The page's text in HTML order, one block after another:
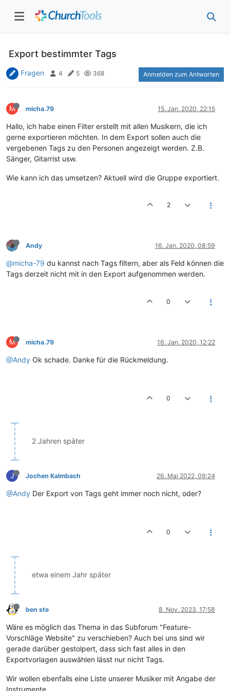
Export bestimmter Tags
Fragen 4 5 368 Anmelden zum Antworten
M micha.79 15. Jan. 2020, 22:15
Hallo, ich habe einen Filter erstellt mit allen Musikern, die ich
gerne exportieren möchten. In dem Export sollen auch die
vergebenen Tags zu den Personen angezeigt werden. Z.B.
Sänger, Gitarrist usw.
Wie kann ich das umsetzen? Aktuell wird die Gruppe exportiert.
2
Andy 16. Jan. 2020, 08:59
@micha-79 du kannst nach Tags filtern, aber als Feld können die
Tags derzeit nicht mit in den Export aufgenommen werden.
0
M micha.79 16. Jan. 2020, 12:22
@Andy Ok schade. Danke für die Rückmeldung.
0
2 Jahren später
J Jochen Kalmbach 26. Mai 2022, 09:24
@Andy Der Export von Tags geht immer noch nicht, oder?
0
etwa einem Jahr später
ben ste 8. Nov. 2023, 17:58
Wäre es möglich das Thema in das Subforum "Feature-
Vorschläge Website" zu verschieben? Auch bei uns sind wir
gerade darüber gestolpert, dass sich fast alles in den
Exportvorlagen auswählen lässt nur nicht Tags.
Wir wollen ebenfalls eine Liste unserer Musiker mit Angabe der
Instrumente...